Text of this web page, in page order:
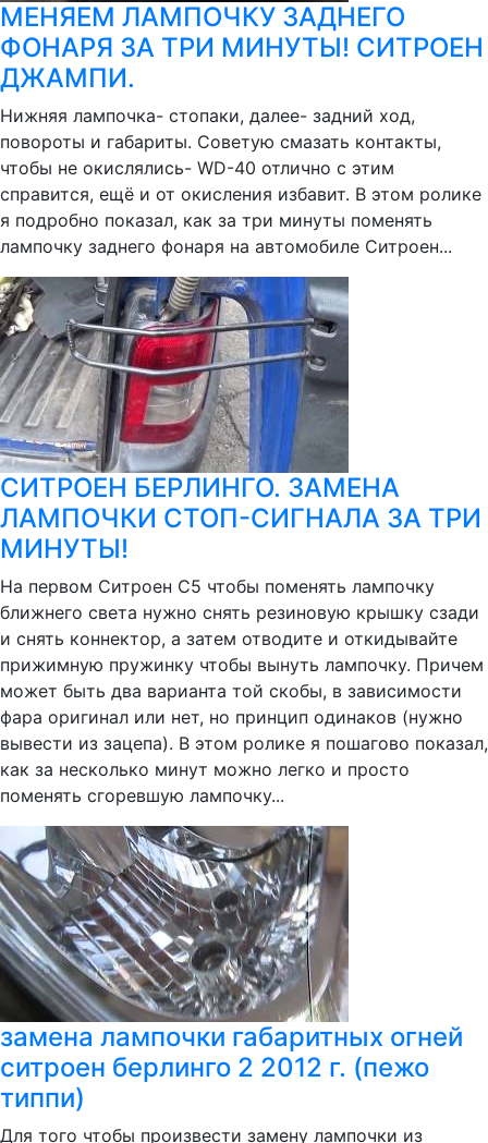
МЕНЯЕМ ЛАМПОЧКУ ЗАДНЕГО
ФОНАРЯ ЗА ТРИ МИНУТЫ! СИТРОЕН
ДЖАМПИ.
Нижняя лампочка- стопаки, далее- задний ход,
повороты и габариты. Советую смазать контакты,
чтобы не окислялись- WD-40 отлично с этим
справится, ещё и от окисления избавит. В этом ролике
я подробно показал, как за три минуты поменять
лампочку заднего фонаря на автомобиле Ситроен...
СИТРОЕН БЕРЛИНГО. ЗАМЕНА
ЛАМПОЧКИ СТОП-СИГНАЛА ЗА ТРИ
МИНУТЫ!
На первом Ситроен С5 чтобы поменять лампочку
ближнего света нужно снять резиновую крышку сзади
и снять коннектор, а затем отводите и откидывайте
прижимную пружинку чтобы вынуть лампочку. Причем
может быть два варианта той скобы, в зависимости
фара оригинал или нет, но принцип одинаков (нужно
вывести из зацепа). В этом ролике я пошагово показал,
как за несколько минут можно легко и просто
поменять сгоревшую лампочку...
замена лампочки габаритных огней
ситроен берлинго 2 2012 г. (пежо
типпи)
Для того чтобы произвести замену лампочки из